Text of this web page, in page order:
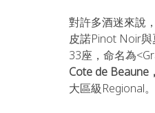
對許多酒迷來說
皮諾Pinot Noir
33座，命名為
Cote de Beaune，
大區級Regional。